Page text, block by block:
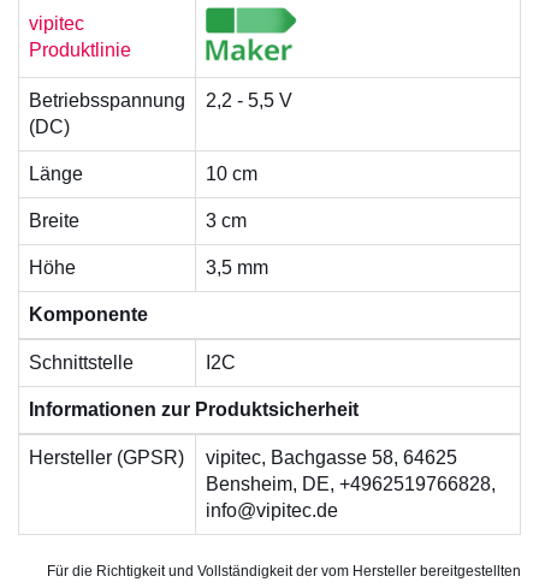
vipitec
Produktlinie
Betriebsspannung
(DC)
2,2 - 5,5 V
Länge 10 cm
Breite 3 cm
Höhe 3,5 mm
Komponente
Schnittstelle I2C
Informationen zur Produktsicherheit
Hersteller (GPSR)
vipitec, Bachgasse 58, 64625
Bensheim, DE, +4962519766828,
info@vipitec.de
Für die Richtigkeit und Vollständigkeit der vom Hersteller bereitgestellten